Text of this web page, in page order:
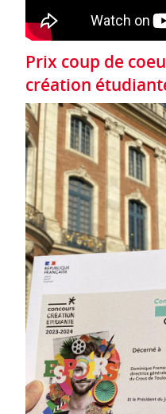
Prix coup de
création